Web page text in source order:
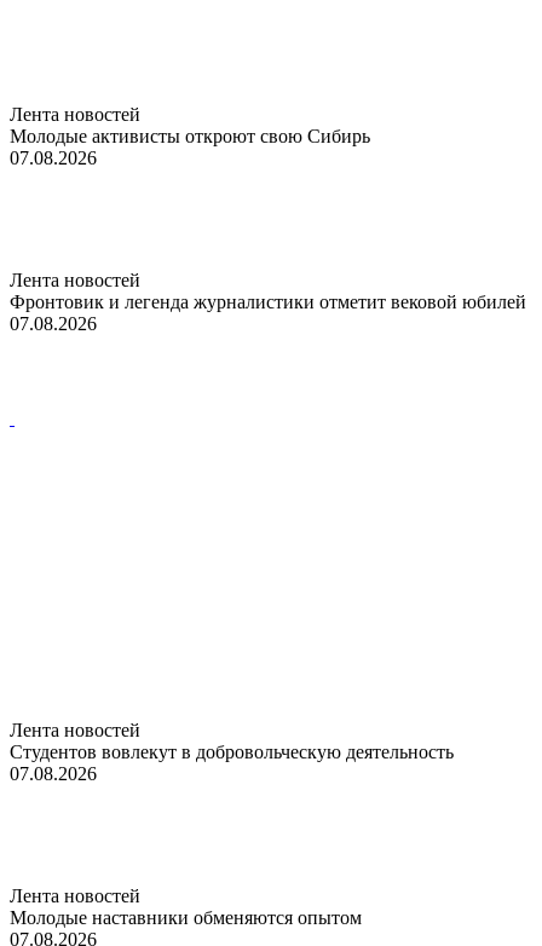
Лента новостей
Молодые активисты откроют свою Сибирь
07.08.2026
Лента новостей
Фронтовик и легенда журналистики отметит вековой юбилей
07.08.2026
Лента новостей
Студентов вовлекут в добровольческую деятельность
07.08.2026
Лента новостей
Молодые наставники обменяются опытом
07.08.2026